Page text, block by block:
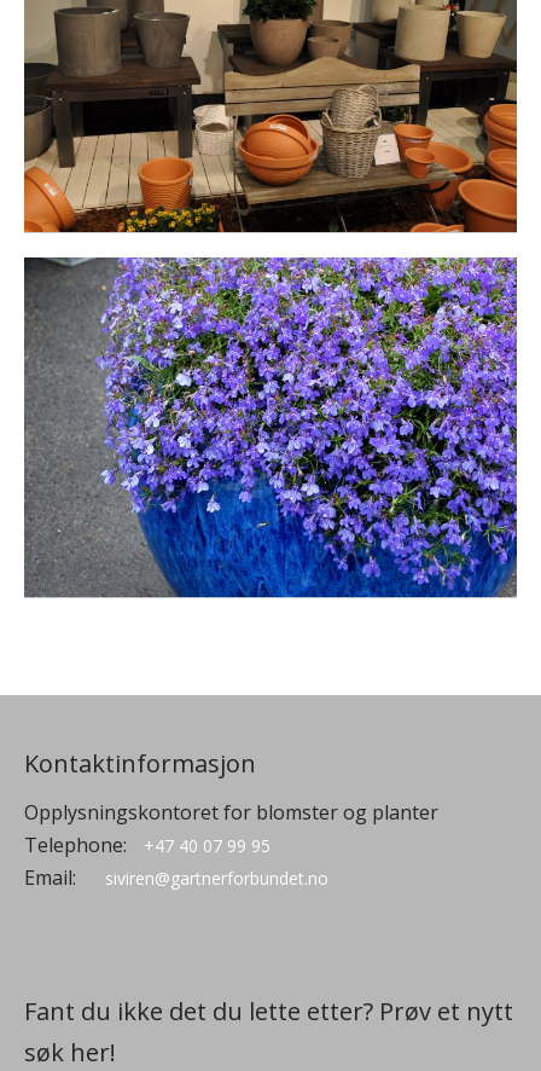
Kontaktinformasjon
Opplysningskontoret for blomster og planter
Telephone:
+47 40 07 99 95
Email: siviren@gartnerforbundet.no
Fant du ikke det du lette etter? Prøv et nytt
søk her!